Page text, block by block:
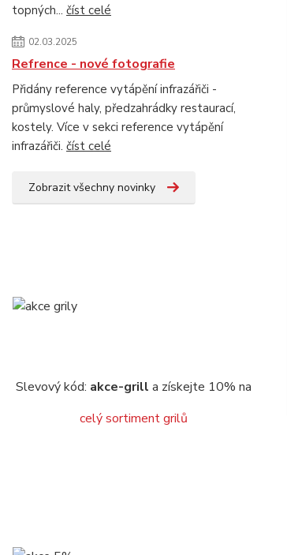
topných... číst celé
02.03.2025
Refrence - nové fotografie
Přidány reference vytápění infrazářiči -
průmyslové haly, předzahrádky restaurací,
kostely. Více v sekci reference vytápění
infrazářiči. číst celé
Zobrazit všechny novinky
Slevový kód: akce-grill a získejte 10% na
celý sortiment grilů